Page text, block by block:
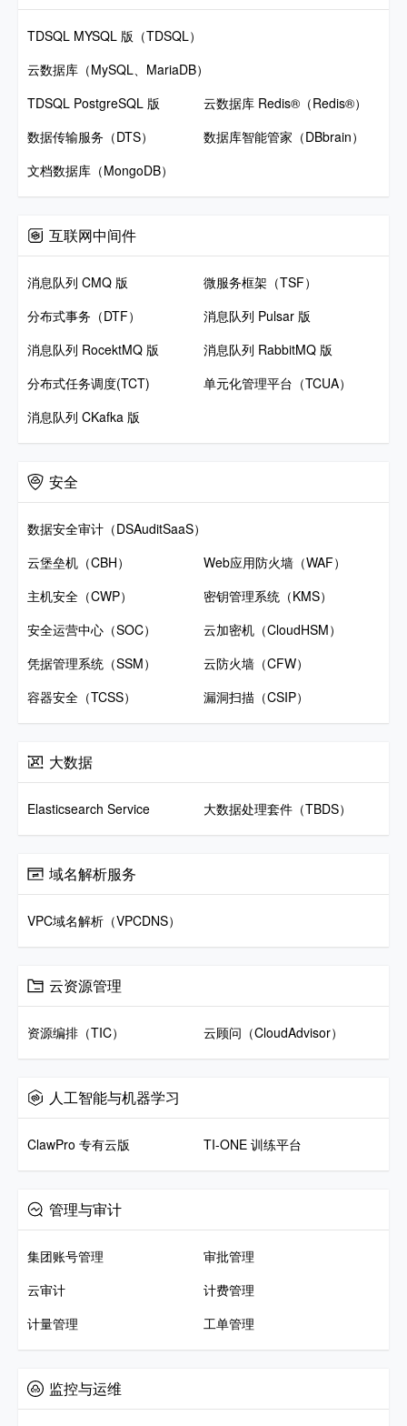
TDSQL MYSQL 版（TDSQL）
云数据库（MySQL、MariaDB）
TDSQL PostgreSQL 版
云数据库 Redis®（Redis®）
数据传输服务（DTS）
数据库智能管家（DBbrain）
文档数据库（MongoDB）
互联网中间件
消息队列 CMQ 版
微服务框架（TSF）
分布式事务（DTF）
消息队列 Pulsar 版
消息队列 RocektMQ 版
消息队列 RabbitMQ 版
分布式任务调度(TCT)
单元化管理平台（TCUA）
消息队列 CKafka 版
安全
数据安全审计（DSAuditSaaS）
云堡垒机（CBH）
Web应用防火墙（WAF）
主机安全（CWP）
密钥管理系统（KMS）
安全运营中心（SOC）
云加密机（CloudHSM）
凭据管理系统（SSM）
云防火墙（CFW）
容器安全（TCSS）
漏洞扫描（CSIP）
大数据
Elasticsearch Service 大数据处理套件（TBDS）
域名解析服务
VPC域名解析（VPCDNS）
云资源管理
资源编排（TIC） 云顾问（CloudAdvisor）
人工智能与机器学习
ClawPro 专有云版 TI-ONE 训练平台
管理与审计
集团账号管理
审批管理
云审计
计费管理
计量管理
工单管理
监控与运维